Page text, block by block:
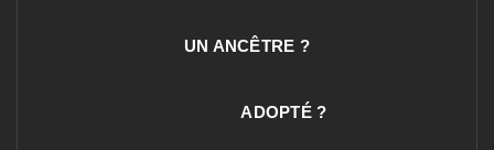
UN ANCÊTRE ?
ADOPTÉ ?